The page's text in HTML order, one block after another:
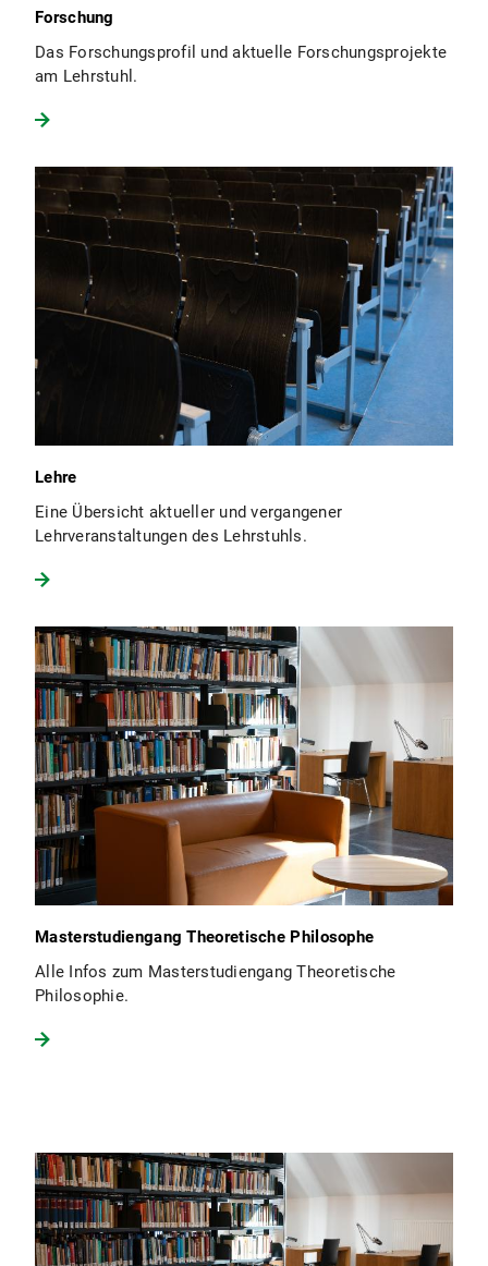
Forschung
Das Forschungsprofil und aktuelle Forschungsprojekte
am Lehrstuhl.
Lehre
Eine Übersicht aktueller und vergangener
Lehrveranstaltungen des Lehrstuhls.
Masterstudiengang Theoretische Philosophe
Alle Infos zum Masterstudiengang Theoretische
Philosophie.